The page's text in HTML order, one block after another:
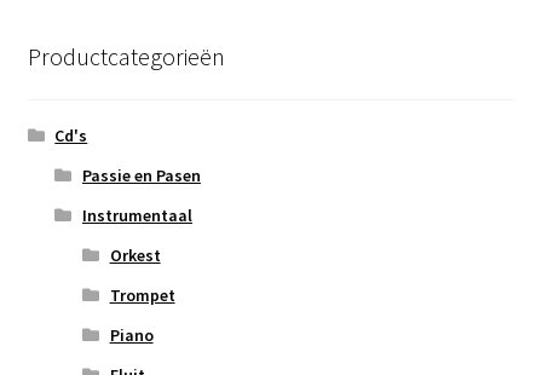
Productcategorieën
Cd's
Passie en Pasen
Instrumentaal
Orkest
Trompet
Piano